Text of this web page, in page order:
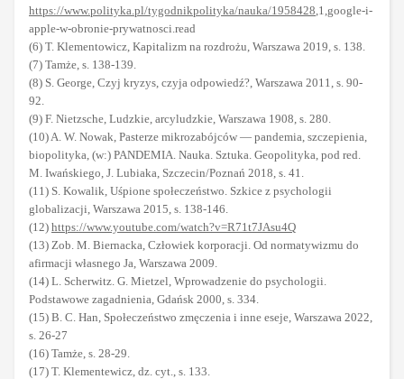
https://www.polityka.pl/tygodnikpolityka/nauka/1958428 ,1,google-i-
apple-w-obronie-prywatnosci.read
(6) T. Klementowicz, Kapitalizm na rozdrożu, Warszawa 2019, s. 138.
(7) Tamże, s. 138-139.
(8) S. George, Czyj kryzys, czyja odpowiedź?, Warszawa 2011, s. 90-
92.
(9) F. Nietzsche, Ludzkie, arcyludzkie, Warszawa 1908, s. 280.
(10) A. W. Nowak, Pasterze mikrozabójców — pandemia, szczepienia,
biopolityka, (w:) PANDEMIA. Nauka. Sztuka. Geopolityka, pod red.
M. Iwańskiego, J. Lubiaka, Szczecin/Poznań 2018, s. 41.
(11) S. Kowalik, Uśpione społeczeństwo. Szkice z psychologii
globalizacji, Warszawa 2015, s. 138-146.
(12) https://www.youtube.com/watch?v=R71t7JAsu4Q
(13) Zob. M. Biernacka, Człowiek korporacji. Od normatywizmu do
afirmacji własnego Ja, Warszawa 2009.
(14) L. Scherwitz. G. Mietzel, Wprowadzenie do psychologii.
Podstawowe zagadnienia, Gdańsk 2000, s. 334.
(15) B. C. Han, Społeczeństwo zmęczenia i inne eseje, Warszawa 2022,
s. 26-27
(16) Tamże, s. 28-29.
(17) T. Klementewicz, dz. cyt., s. 133.